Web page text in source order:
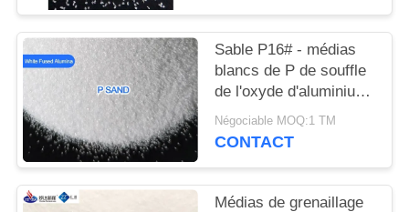
POLITIQUE
DE
CONFIDENTIALITÉ
Sable P16# - médias
blancs de P de souffle
de l'oxyde d'aluminium
240# pour les
abrasifs/ceinture
Négociable MOQ:1 TM
CONTACT
Médias de grenaillage